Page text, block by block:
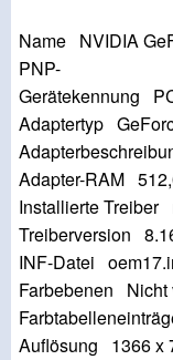
Name NVIDIA
PNP-
Gerätekennung
Adaptertyp
Adapter-RAM
Installierte Treiber
Treiberversion
INF-Datei
Farbebenen Nicht
Auflösung 1366 x